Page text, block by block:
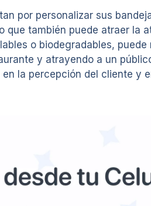
por personalizar sus
que también puede atraer la
o biodegradables, puede
y atrayendo a un
la percepción del cliente y